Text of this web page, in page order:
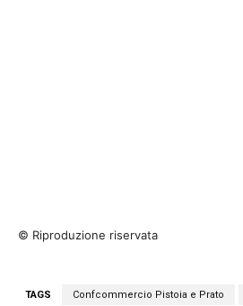
© Riproduzione riservata
TAGS Confcommercio Pistoia e Prato